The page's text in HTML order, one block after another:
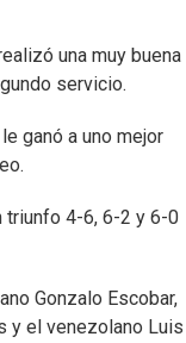
una muy buena
servicio.
ganó a uno mejor
triunfo 4-6, 6-2 y 6-0
Gonzalo Escobar,
y el venezolano Luis